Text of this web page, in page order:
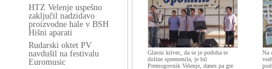
HTZ Velenje uspešno
zaključil nadzidavo
proizvodne hale v BSH
Hišni aparati
Rudarski oktet PV
navdušil na festivalu
Euromusic
Glavni krivec, da se je podoba te
doline spremenila, je bil
Premogovnik Velenje, danes pa gre
Na